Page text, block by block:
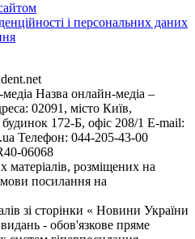
і персональних даних
Назва онлайн-медіа –
02091, місто Київ,
172-Б, офіс 208/1 E-mail:
Телефон: 044-205-43-00
06068
матеріалів, розміщених на
посилання на
зі сторінки « Новини України
видань - обов'язкове пряме